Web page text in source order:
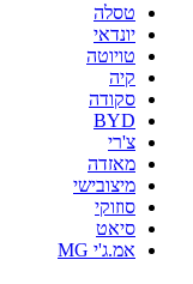
טסלה
יונדאי
טויוטה
קיה
סקודה
BYD
צ'רי
מאזדה
מיצובישי
סוזוקי
סיאט
אמ.ג'י MG